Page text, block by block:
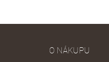
O NÁKUPU